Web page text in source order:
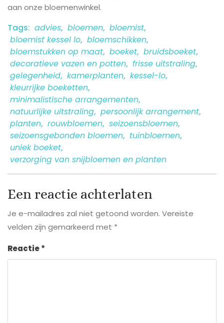
aan onze bloemenwinkel.
Tags: advies, bloemen, bloemist,
bloemist kessel lo, bloemschikken,
bloemstukken op maat, boeket, bruidsboeket,
decoratieve vazen en potten, frisse uitstraling,
gelegenheid, kamerplanten, kessel-lo,
kleurrijke boeketten,
minimalistische arrangementen,
natuurlijke uitstraling, persoonlijk arrangement,
planten, rouwbloemen, seizoensbloemen,
seizoensgebonden bloemen, tuinbloemen,
uniek boeket,
verzorging van snijbloemen en planten
Een reactie achterlaten
Je e-mailadres zal niet getoond worden. Vereiste
velden zijn gemarkeerd met *
Reactie*